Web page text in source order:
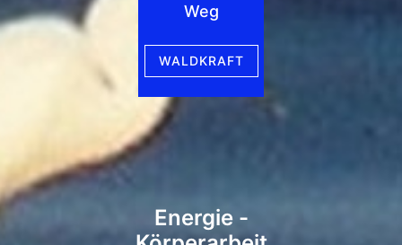
Weg
WALDKRAFT
Energie -